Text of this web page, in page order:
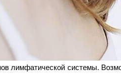
лимфатической системы.